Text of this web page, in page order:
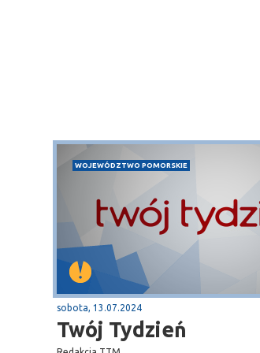
WOJEWÓDZTWO POMORSKIE
sobota, 13.07.2024
Twój Tydzień
Sopot